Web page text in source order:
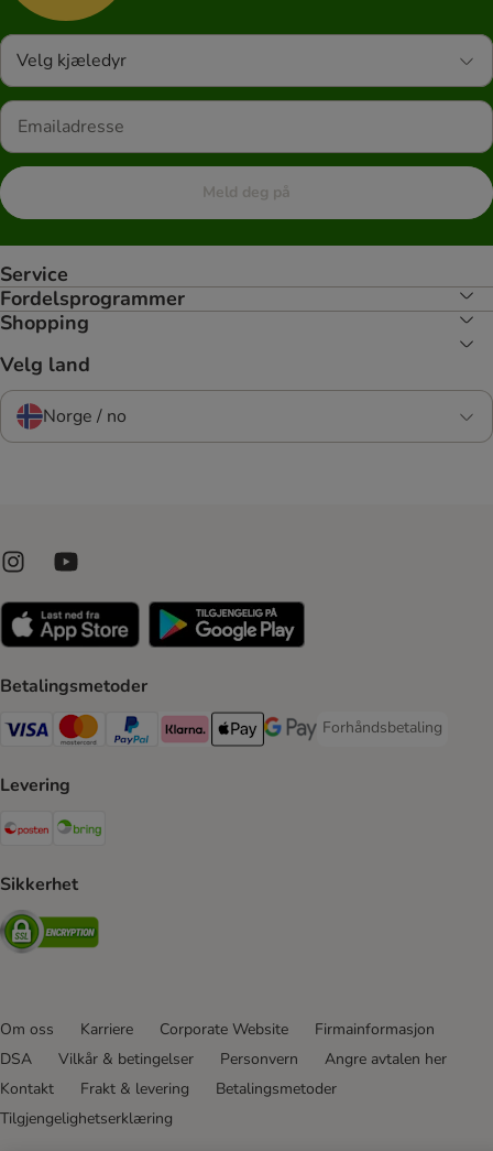
Velg kjæledyr
Meld deg på
Service
Fordelsprogrammer
Shopping
Velg land
Norge / no
Betalingsmetoder
Visa Payment Method
Mastercard Payment Method
PayPal Payment Method
Klarna Payment Method
Apple Pay Payment Method
Google Pay Payment Method
Forhåndsbetaling
Forhåndsbetaling
Levering
Posten Shipping Method
Sikkerhet
Security
Om oss Karriere Corporate Website
Firmainformasjon
DSA
Vilkår & betingelser Personvern
Angre avtalen her
Kontakt
Frakt & levering
Betalingsmetoder
Tilgjengelighetserklæring